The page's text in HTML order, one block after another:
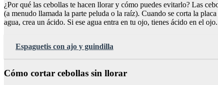
¿Por qué las cebollas te hacen llorar y cómo puedes evitarlo? Las
(a menudo llamada la parte peluda o la raíz). Cuando se corta la
agua, crea un ácido. Si ese agua entra en tu ojo, tienes ácido en el
Espaguetis con ajo y guindilla
Cómo cortar cebollas sin llorar